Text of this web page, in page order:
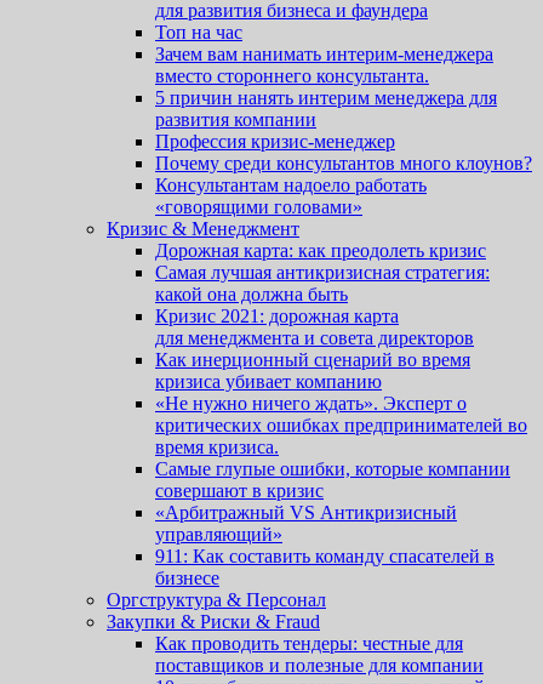
для развития бизнеса и фаундера
Топ на час
Зачем вам нанимать интерим-менеджера
вместо стороннего консультанта.
5 причин нанять интерим менеджера для
развития компании
Профессия кризис-менеджер
Почему среди консультантов много клоунов?
Консультантам надоело работать
«говорящими головами»
Кризис & Менеджмент
Дорожная карта: как преодолеть кризис
Самая лучшая антикризисная стратегия:
какой она должна быть
Кризис 2021: дорожная карта
для менеджмента и совета директоров
Как инерционный сценарий во время
кризиса убивает компанию
«Не нужно ничего ждать». Эксперт о
критических ошибках предпринимателей во
время кризиса.
Cамые глупые ошибки, которые компании
совершают в кризис
«Арбитражный VS Антикризисный
управляющий»
911: Как составить команду спасателей в
бизнесе
Оргструктура & Персонал
Закупки & Риски & Fraud
Как проводить тендеры: честные для
поставщиков и полезные для компании